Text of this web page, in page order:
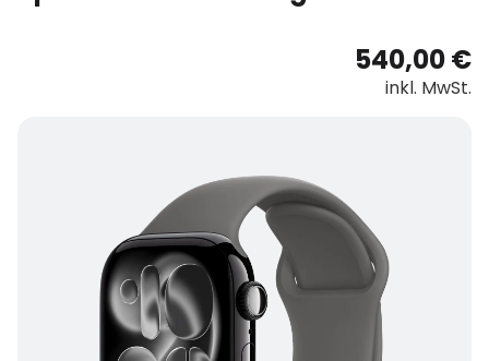
540,00 €
inkl. MwSt.